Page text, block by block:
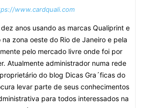
www.cardquali.com
anos usando as marcas Qualiprint e
zona oeste do Rio de Janeiro e pela
pelo mercado livre onde foi por
Atualmente administrador numa rede
do blog Dicas Gra´ficas do
levar parte de seus conhecimentos
para todos interessados na